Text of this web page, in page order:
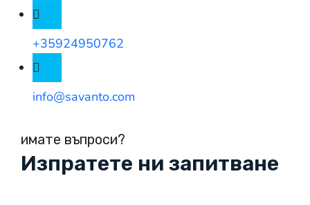
+35924950762
info@savanto.com
имате въпроси?
Изпратете ни запитване